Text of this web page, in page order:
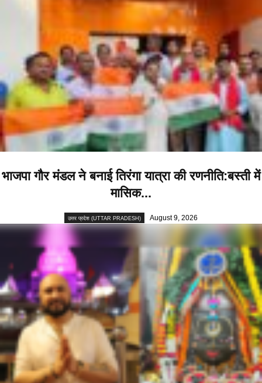
भाजपा गौर मंडल ने बनाई तिरंगा यात्रा की रणनीति:बस्ती में
मासिक...
उत्तर प्रदेश (UTTAR PRADESH) August 9, 2026